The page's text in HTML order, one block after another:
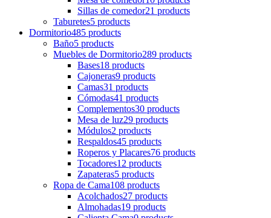
Sillas de comedor21 products
Taburetes5 products
Dormitorio485 products
Baño5 products
Muebles de Dormitorio289 products
Bases18 products
Cajoneras9 products
Camas31 products
Cómodas41 products
Complementos30 products
Mesa de luz29 products
Módulos2 products
Respaldos45 products
Roperos y Placares76 products
Tocadores12 products
Zapateras5 products
Ropa de Cama108 products
Acolchados27 products
Almohadas19 products